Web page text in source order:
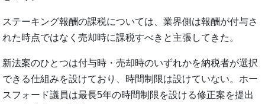
ステーキング報酬の課税については、業界側は報酬が付与さ
れた時点ではなく売却時に課税すべきと主張してきた。
新法案のひとつは付与時・売却時のいずれかを納税者が選択
できる仕組みを設けており、時間制限は設けていない。ホー
スフォード議員は最長5年の時間制限を設ける修正案を提出